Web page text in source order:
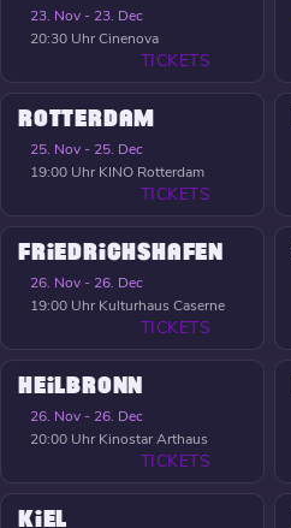
23. Nov - 23. Dec
20:30 UhrCinenova
TICKETS
ROTTERDAM
25. Nov - 25. Dec
19:00 Uhr KINO Rotterdam
TICKETS
FRIEDRICHSHAFEN
26. Nov - 26. Dec
19:00 Uhr Kulturhaus Caserne
TICKETS
HEILBRONN
26. Nov - 26. Dec
20:00 Uhr Kinostar Arthaus
TICKETS
KIEL